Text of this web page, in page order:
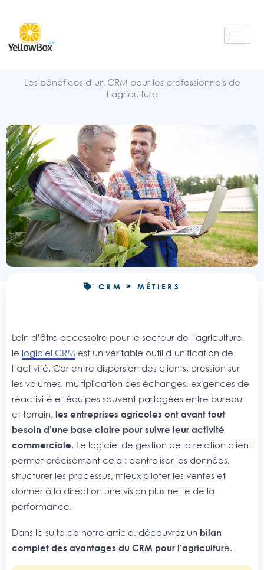
contenu
Les bénéfices d’un CRM pour les professionnels de
l’agriculture
CRM > MÉTIERS
Loin d’être accessoire pour le secteur de l’agriculture,
le logiciel CRM est un véritable outil d’unification de
l’activité. Car entre dispersion des clients, pression sur
les volumes, multiplication des échanges, exigences de
réactivité et équipes souvent partagées entre bureau
et terrain, les entreprises agricoles ont avant tout
besoin d’une base claire pour suivre leur activité
commerciale. Le logiciel de gestion de la relation client
permet précisément cela : centraliser les données,
structurer les processus, mieux piloter les ventes et
donner à la direction une vision plus nette de la
performance.
Dans la suite de notre article, découvrez un bilan
complet des avantages du CRM pour l’agriculture.